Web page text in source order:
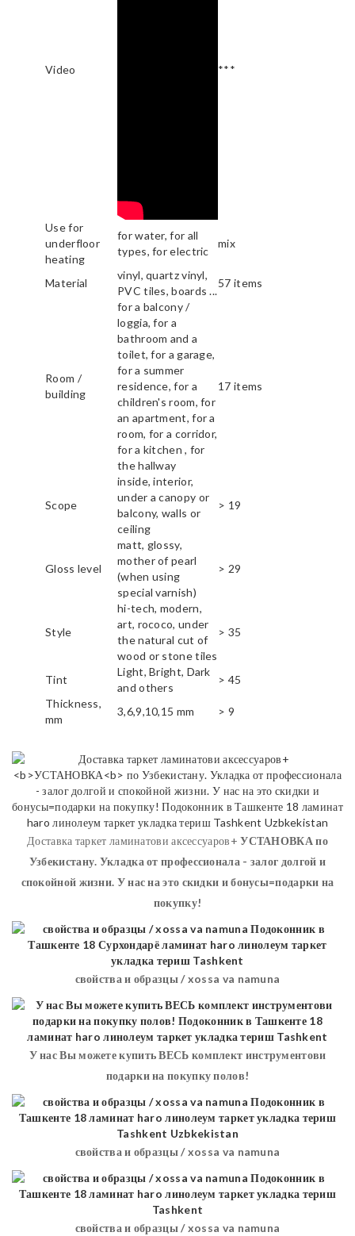
Video ***
Use for
underfloor
heating
for water, for all
types, for electric
mix
Material
vinyl, quartz vinyl,
PVC tiles, boards ...
57 items
Room /
building
for a balcony /
loggia, for a
bathroom and a
toilet, for a garage,
for a summer
residence, for a
children's room, for
an apartment, for a
room, for a corridor,
for a kitchen , for
the hallway
17 items
Scope
inside, interior,
under a canopy or
balcony, walls or
ceiling
> 19
Gloss level
matt, glossy,
mother of pearl
(when using
special varnish)
> 29
Style
hi-tech, modern,
art, rococo, under
the natural cut of
wood or stone tiles
> 35
Tint
Light, Bright, Dark
and others
> 45
Thickness,
mm
3,6,9,10,15 mm > 9
Доставка таркет ламинатови аксессуаров+УСТАНОВКАпо
Узбекистану. Укладка от профессионала - залог долгой и
спокойной жизни. У нас на это скидки и бонусы=подарки на
покупку!
свойства и образцы / xossa va namuna
У нас Вы можете купить ВЕСЬ комплект инструментови
подарки на покупку полов!
свойства и образцы / xossa va namuna
свойства и образцы / xossa va namuna